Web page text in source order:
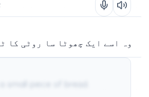
وہ اسے ایک چھوٹا سا روٹی کا
small piece of bread.